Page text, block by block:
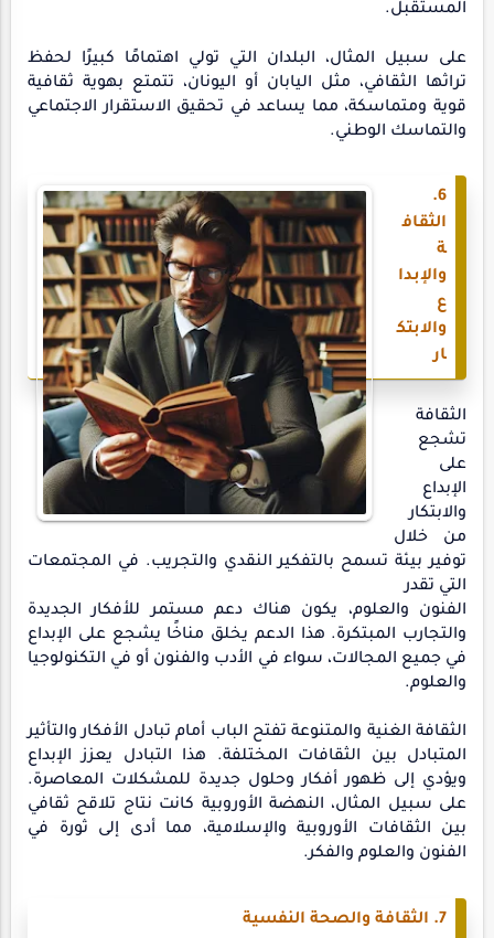
المستقبل.
على سبيل المثال، البلدان التي تولي اهتمامًا كبيرًا لحفظ
تراثها الثقافي، مثل اليابان أو اليونان، تتمتع بهوية ثقافية
قوية ومتماسكة، مما يساعد في تحقيق الاستقرار الاجتماعي
والتماسك الوطني.
6.
الثقاف
ة
والإبدا
ع
والابتك
ار
الثقافة
تشجع
على
الإبداع
والابتكار
من خلال
توفير بيئة تسمح بالتفكير النقدي والتجريب. في المجتمعات
التي تقدر
الفنون والعلوم، يكون هناك دعم مستمر للأفكار الجديدة
والتجارب المبتكرة. هذا الدعم يخلق مناخًا يشجع على الإبداع
في جميع المجالات، سواء في الأدب والفنون أو في التكنولوجيا
والعلوم.
الثقافة الغنية والمتنوعة تفتح الباب أمام تبادل الأفكار والتأثير
المتبادل بين الثقافات المختلفة. هذا التبادل يعزز الإبداع
ويؤدي إلى ظهور أفكار وحلول جديدة للمشكلات المعاصرة.
على سبيل المثال، النهضة الأوروبية كانت نتاج تلاقح ثقافي
بين الثقافات الأوروبية والإسلامية، مما أدى إلى ثورة في
الفنون والعلوم والفكر.
7. الثقافة والصحة النفسية